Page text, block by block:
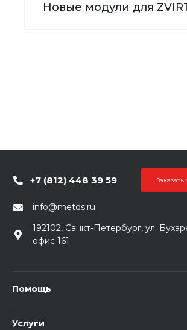
Новые модули для
+7 (812) 448 39 59 Заказать
info@metds.ru
192102, Санкт-Петербург, ул.
офис 161
Помощь
Услуги